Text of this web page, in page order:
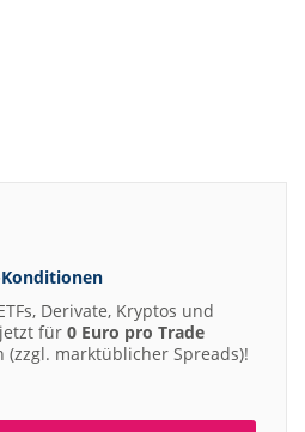
Derivate, Kryptos und
für 0 Euro pro Trade
(zzgl. marktüblicher Spreads)!